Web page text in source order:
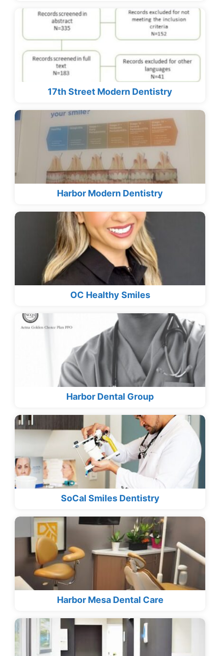
17th Street Modern Dentistry
Harbor Modern Dentistry
OC Healthy Smiles
Harbor Dental Group
SoCal Smiles Dentistry
Harbor Mesa Dental Care